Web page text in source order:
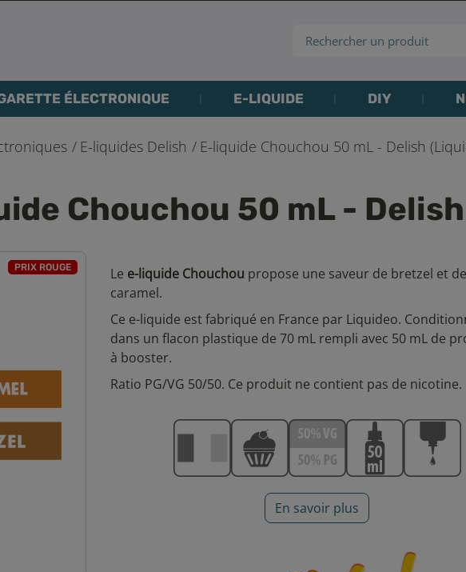
ÉLECTRONIQUE E-LIQUIDE DIY
E-liquides Delish E-liquide Chouchou 50 mL - Delish
Chouchou 50 mL -
PRIX ROUGE Le e-liquide Chouchou propose une saveur de bretzel et de
caramel.
Ce e-liquide est fabriqué en France par Liquideo.
dans un flacon plastique de 70 mL rempli avec 50 mL de
à booster.
Ratio PG/VG 50/50. Ce produit ne contient pas de nicotine.
En savoir plus